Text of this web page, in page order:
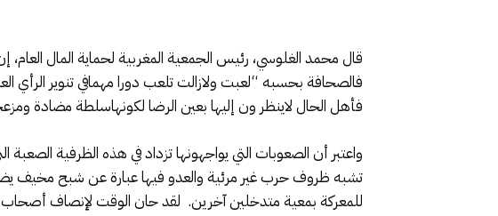
قال محمد الغلوسي، رئيس الجمعية المغربية لحماية المال
فالصحافة بحسبه “لعبت ولازالت تلعب دورا مهمافي تنوير الرأي
فأهل الحال لاينظر ون إليها بعين الرضا لكونهاسلطة مضادة
واعتبر أن الصعوبات التي يواجهونها تزداد في هذه الظرفية
تشبه ظروف حرب غير مرئية والعدو فيها عبارة عن شبح مخيف
للمعركة بمعية متدخلين آخرين. لقد حان الوقت لإنصاف أصحاب